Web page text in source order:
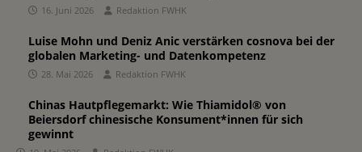
16. Juni 2026 Redaktion FWHK
Luise Mohn und Deniz Anic verstärken cosnova bei der
globalen Marketing- und Datenkompetenz
28. Mai 2026 Redaktion FWHK
Chinas Hautpflegemarkt: Wie Thiamidol® von
Beiersdorf chinesische Konsument*innen für sich
gewinnt